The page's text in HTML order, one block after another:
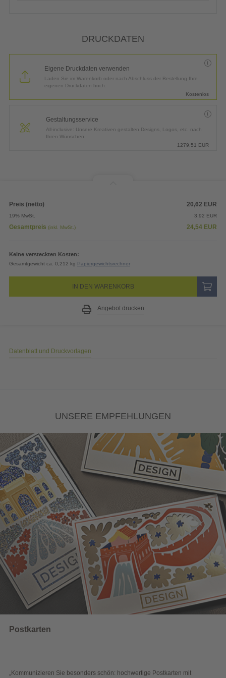
DRUCKDATEN
Eigene Druckdaten verwenden
Laden Sie im Warenkorb oder nach Abschluss der Bestellung Ihre
eigenen Druckdaten hoch.
Kostenlos
Gestaltungsservice
All-inclusive: Unsere Kreativen gestalten Designs, Logos, etc. nach
Ihren Wünschen.
1279,51 EUR
Preis (netto) 20,62 EUR
19% MwSt. 3,92 EUR
Gesamtpreis (inkl. MwSt.) 24,54 EUR
Keine versteckten Kosten:
Gesamtgewicht ca. 0,212 kg Papiergewichtsrechner
IN DEN WARENKORB
Angebot drucken
Datenblatt und Druckvorlagen
UNSERE EMPFEHLUNGEN
schön: hochwertige Postkarten mit
„Sichtbar und